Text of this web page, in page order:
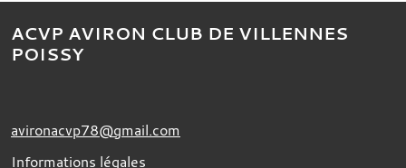
ACVP AVIRON CLUB DE VILLENNES
POISSY
avironacvp78@gmail.com
Informations légales